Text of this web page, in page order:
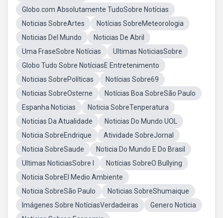
Globo.com Absolutamente TudoSobre Notícias
Noticias SobreArtes
Notícias SobreMeteorologia
Noticias Del Mundo
Noticias De Abril
Uma FraseSobre Notícias
Ultimas NoticiasSobre
Globo Tudo Sobre NotíciasE Entretenimento
Noticias SobrePolíticas
Notícias Sobre69
Noticias SobreOsterne
Notícias Boa SobreSão Paulo
Espanha Noticias
Noticia SobreTenperatura
Noticias Da Atualidade
Noticias Do Mundo UOL
Noticia SobreEndrique
Atividade SobreJornal
Noticia SobreSaude
Noticia Do Mundo E Do Brasil
Ultimas NoticiasSobre I
Notícias SobreO Bullying
Noticia SobreEl Medio Ambiente
Noticia SobreSão Paulo
Noticias SobreShumaique
Imágenes Sobre NotíciasVerdadeiras
Genero Noticia